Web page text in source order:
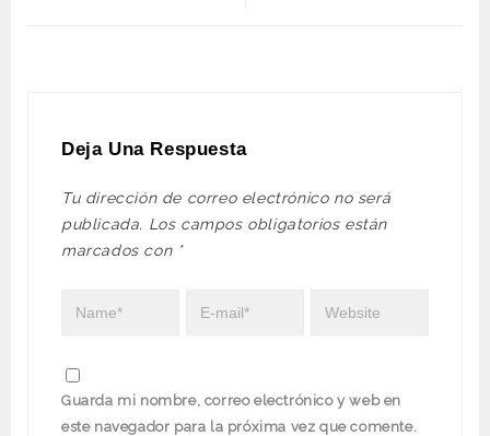
Deja Una Respuesta
Tu dirección de correo electrónico no será
publicada. Los campos obligatorios están
marcados con *
Guarda mi nombre, correo electrónico y web en
este navegador para la próxima vez que comente.